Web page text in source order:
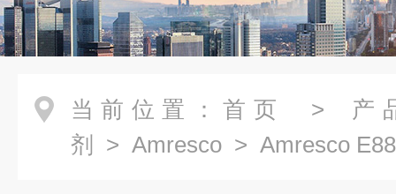
当前位置： 首页 > 产
剂
> Amresco > Amresco